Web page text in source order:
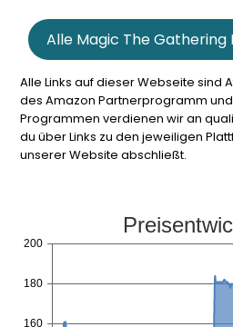
Alle Magic The Gathering
Alle Links auf dieser Webseite sind
des Amazon Partnerprogramm
Programmen verdienen wir an
du über Links zu den jeweiligen
unserer Website abschließt.